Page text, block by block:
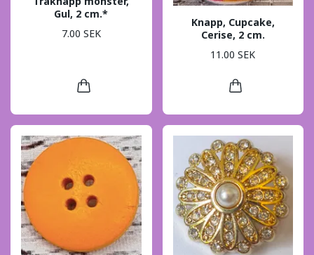
Gul, 2 cm.*
7.00 SEK
Knapp, Cupcake,
Cerise, 2 cm.
11.00 SEK